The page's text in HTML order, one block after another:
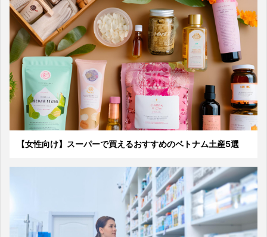
【女性向け】スーパーで買えるおすすめのベトナム土産5選